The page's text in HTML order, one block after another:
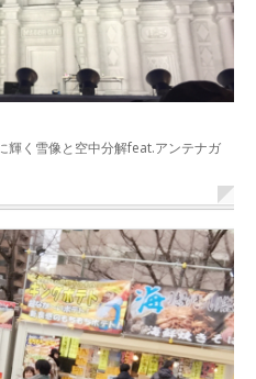
輝く雪像と空中分解feat.アンテナガ